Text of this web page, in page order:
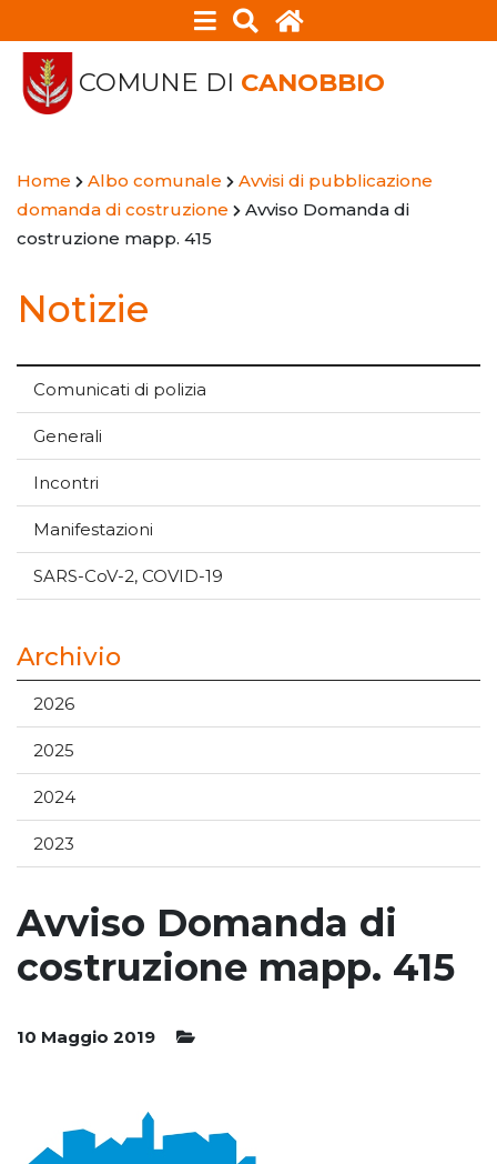
COMUNE DI CANOBBIO
Home Albo comunale
Avvisi di pubblicazione
domanda di costruzione
Avviso Domanda di
costruzione mapp. 415
Notizie
Comunicati di polizia
Generali
Incontri
Manifestazioni
SARS-CoV-2, COVID-19
Archivio
2026
2025
2024
2023
Avviso Domanda di
costruzione mapp. 415
10 Maggio 2019